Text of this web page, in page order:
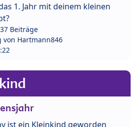
1. Jahr mit deinem kleinen
Beiträge
von Hartmann846
ist ein Kleinkind geworden